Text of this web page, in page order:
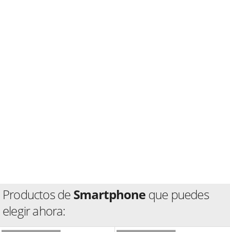
Productos de Smartphoneque puedes
elegir ahora: